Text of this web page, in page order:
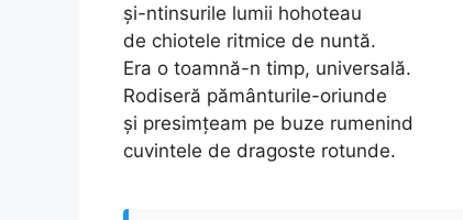
și-ntinsurile lumii hohoteau
de chiotele ritmice de nuntă.
Era o toamnă-n timp, universală.
Rodiseră pământurile-oriunde
și presimțeam pe buze rumenind
cuvintele de dragoste rotunde.